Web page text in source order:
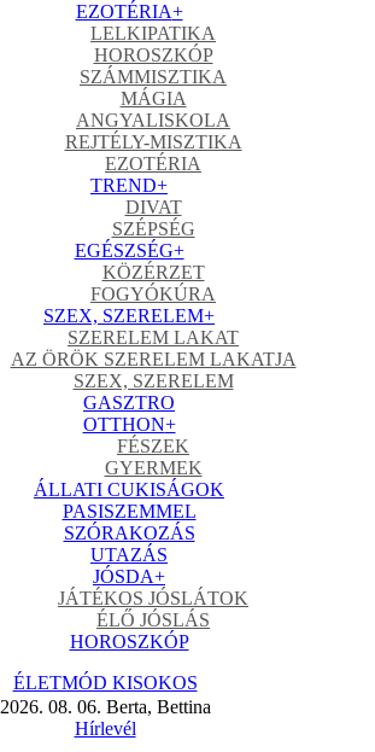
EZOTÉRIA+
LELKIPATIKA
HOROSZKÓP
SZÁMMISZTIKA
MÁGIA
ANGYALISKOLA
REJTÉLY-MISZTIKA
EZOTÉRIA
TREND+
DIVAT
SZÉPSÉG
EGÉSZSÉG+
KÖZÉRZET
FOGYÓKÚRA
SZEX, SZERELEM+
SZERELEM LAKAT
AZ ÖRÖK SZERELEM LAKATJA
SZEX, SZERELEM
GASZTRO
OTTHON+
FÉSZEK
GYERMEK
ÁLLATI CUKISÁGOK
PASISZEMMEL
SZÓRAKOZÁS
UTAZÁS
JÓSDA+
JÁTÉKOS JÓSLÁTOK
ÉLŐ JÓSLÁS
HOROSZKÓP
ÉLETMÓD KISOKOS
2026. 08. 06. Berta, Bettina
Hírlevél